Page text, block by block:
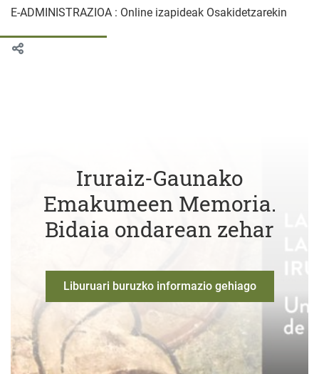
E-ADMINISTRAZIOA : Online izapideak Osakidetzarekin
Iruraiz-Gaunako
Emakumeen Memoria.
Bidaia ondarean zehar
Liburuari buruzko informazio gehiago